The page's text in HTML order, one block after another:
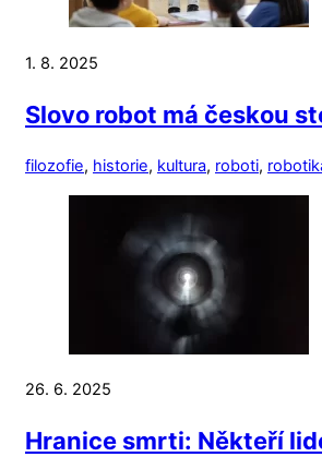
1. 8. 2025
Slovo robot má českou
filozofie, historie, kultura, roboti,
26. 6. 2025
Hranice smrti: Někteří